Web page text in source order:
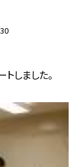
しました。